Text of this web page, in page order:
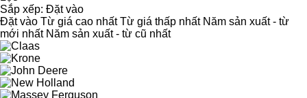
Sắp xếp: Đặt vào
Đặt vào Từ giá cao nhất Từ giá thấp nhất Năm sản xuất - từ
mới nhất Năm sản xuất - từ cũ nhất